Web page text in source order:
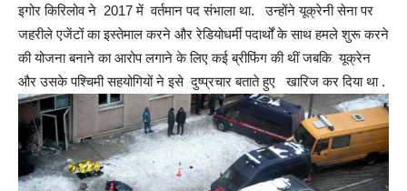
इगोर किरिलोव ने 2017 में वर्तमान पद संभाला था. उन्होंने यूक्रेनी सेना पर
जहरीले एजेंटों का इस्तेमाल करने और रेडियोधर्मी पदार्थों के साथ हमले शुरू करने
की योजना बनाने का आरोप लगाने के लिए कई ब्रीफिंग की थीं जबकि यूक्रेन
और उसके पश्चिमी सहयोगियों ने इसे दुष्प्रचार बताते हुए खारिज कर दिया था .